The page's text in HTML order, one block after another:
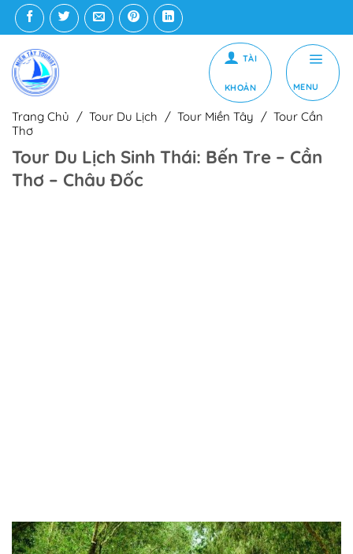
qua
dung
MENU
Trang Chủ / Tour Du Lịch / Tour Miền Tây / Tour Cần
Thơ
Tour Du Lịch Sinh Thái: Bến Tre – Cần
Thơ – Châu Đốc